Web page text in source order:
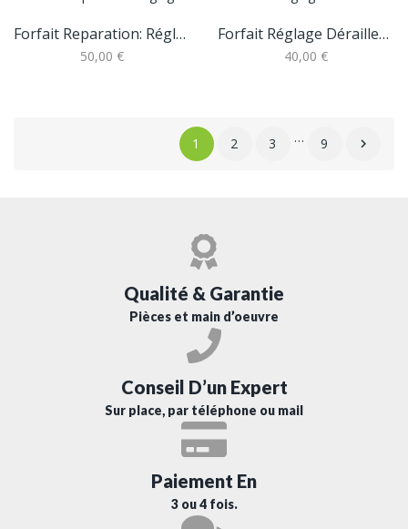
Forfait Reparation: Réglage Frein Tambour Et...
50,00 €
Forfait Réglage Dérailleur Et Freins
40,00 €
1 2 3 … 9 
Qualité & Garantie
Pièces et main d’oeuvre
Conseil D’un Expert
Sur place, par téléphone ou mail
Paiement En
3 ou 4 fois.